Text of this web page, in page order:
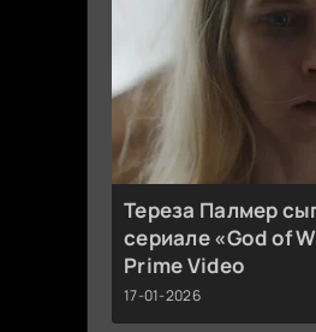
Тереза Палмер
сериале «God of
Prime Video
17-01-2026